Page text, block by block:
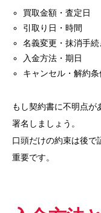
買取金額・査定日
引取り日・時間
名義変更・抹消手
入金方法・期日
キャンセル・解約条
もし契約書に不明点が
署名しましょう。
口頭だけの約束は後で
重要です。